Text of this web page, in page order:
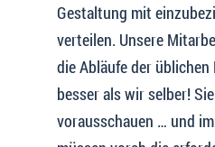
Gestaltung mit
verteilen. Unsere
die Abläufe der
besser als wir selber!
vorausschauen … und